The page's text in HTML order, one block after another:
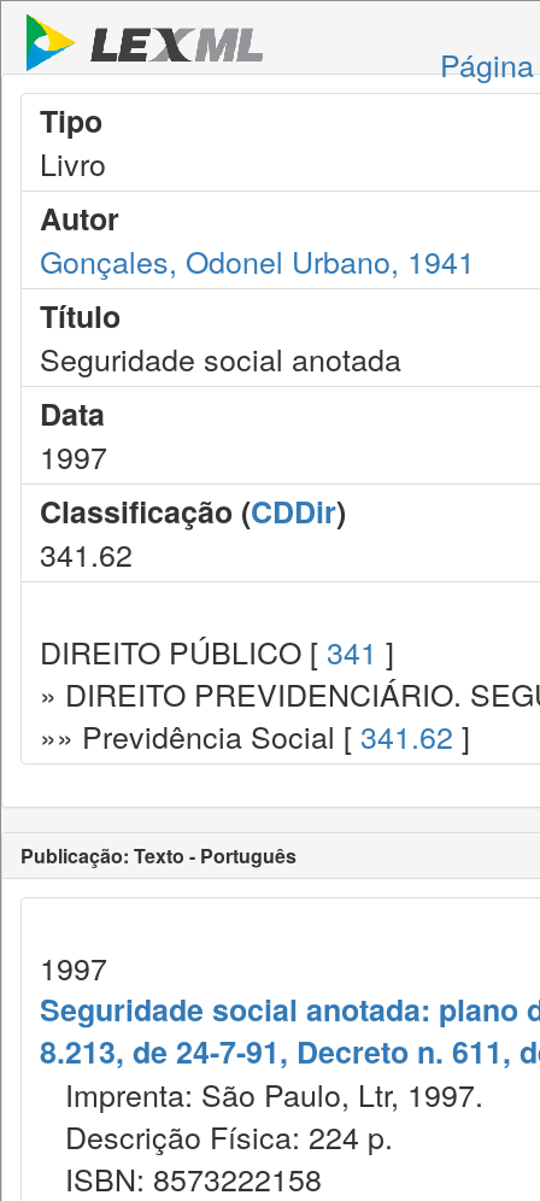
Tipo
Livro
Autor
Gonçales, Odonel Urbano, 1941
Título
Seguridade social anotada
Data
1997
Classificação (CDDir)
341.62
DIREITO PÚBLICO [ 341 ]
» DIREITO PREVIDENCIÁRIO.
»» Previdência Social [ 341.62 ]
Publicação: Texto - Português
1997
Seguridade social anotada: plano
8.213, de 24-7-91, Decreto n. 611,
Imprenta: São Paulo, Ltr, 1997.
Descrição Física: 224 p.
ISBN: 8573222158